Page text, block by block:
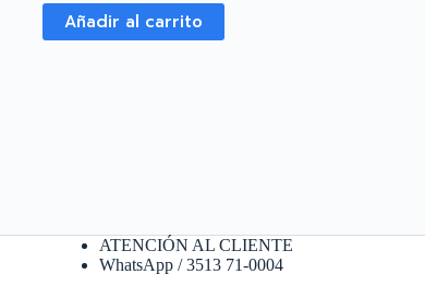
Añadir al carrito
ATENCIÓN AL CLIENTE
WhatsApp / 3513 71-0004